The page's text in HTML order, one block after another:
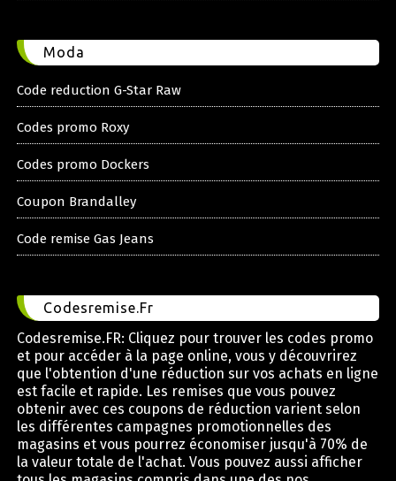
Moda
Code reduction G-Star Raw
Codes promo Roxy
Codes promo Dockers
Coupon Brandalley
Code remise Gas Jeans
Codesremise.Fr
Codesremise.FR: Cliquez pour trouver les codes promo
et pour accéder à la page online, vous y découvrirez
que l'obtention d'une réduction sur vos achats en ligne
est facile et rapide. Les remises que vous pouvez
obtenir avec ces coupons de réduction varient selon
les différentes campagnes promotionnelles des
magasins et vous pourrez économiser jusqu'à 70% de
la valeur totale de l'achat. Vous pouvez aussi afficher